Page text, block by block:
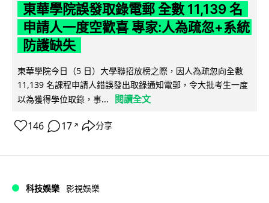
東華學院誤發取錄電郵 全數 11,139 名
申請人一度空歡喜 專家:人為疏忽+系統
防護缺失
東華學院今日（5 日）大學聯招放榜之際，因人為疏忽向全數
11,139 名課程申請人錯誤發出取錄通知電郵，令大批考生一度
以為獲得學位取錄，事...
閱讀全文
146 17 ↗ 分享
科技娛樂 影視娛樂